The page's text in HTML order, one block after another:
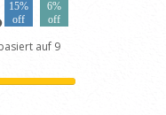
15%
off
6%
off
auf 9